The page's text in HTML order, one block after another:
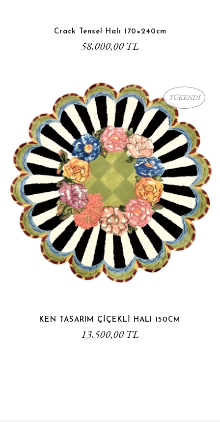
Crack Tensel Halı 170×240cm
58.000,00 TL
TÜKENDİ
KEN TASARIM ÇİÇEKLİ HALI 150CM
13.500,00 TL